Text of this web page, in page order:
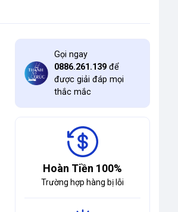
Gọi ngay
0886.261.139 để
được giải đáp mọi
thắc mắc
Hoàn Tiền 100%
Trường hợp hàng bị lỗi